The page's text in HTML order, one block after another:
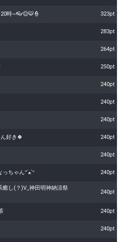
20時~👓😌🐯👮 323pt
283pt
264pt
250pt
240pt
240pt
240pt
好き🍀 240pt
240pt
ネモファミリーさん家のなっちゃんᐡˊﻌˋᐡ 240pt
し(？)V_神田明神納涼祭
240pt
240pt
240pt